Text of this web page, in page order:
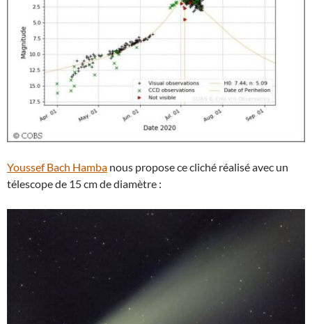
Youssef Bach Hamba nous propose ce cliché réalisé avec un
télescope de 15 cm de diamètre :